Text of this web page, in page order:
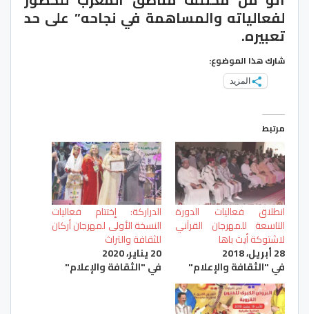
لفعالياته والمساهمة في نجاحه” على حد
تعبيره.
شارك هذا الموضوع:
المزيد
مرتبط
انطلاق فعاليات الدورة
التاسعة للمهرجان القرآني
لاشتوكة أيت باها
28 أبريل، 2018
في "الثقافة والإعلام"
الدراركة: إختتام فعاليات
النسخة الأولى لمهرجان أركان
للثقافة والتراث
20 يناير، 2020
في "الثقافة والإعلام"